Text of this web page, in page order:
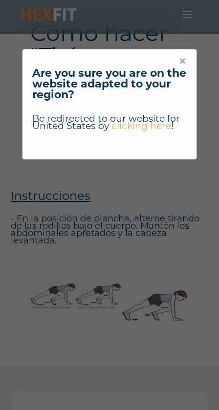
×
Are you sure you are on the
website adapted to your
region?
Be redirected to our website for
United Statesby clicking here!
Cómo hacer
alternado de la
rodilla bajo la
posición de
Instrucciones
- En la posición de plancha, alterne tirando
de las rodillas bajo el cuerpo. Mantén los
abdominales apretados y la cabeza
levantada.